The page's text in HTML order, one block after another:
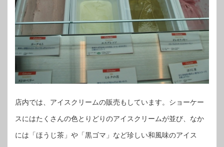
店内では、アイスクリームの販売もしています。ショーケー
スにはたくさんの色とりどりのアイスクリームが並び、なか
には「ほうじ茶」や「黒ゴマ」など珍しい和風味のアイス